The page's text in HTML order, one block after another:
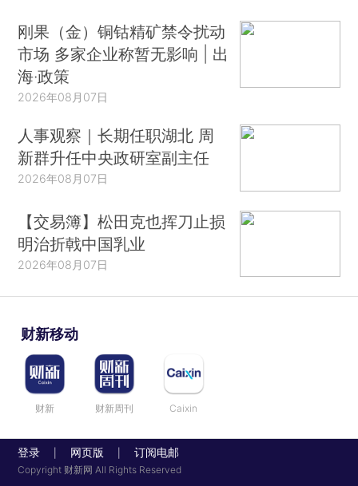
刚果（金）铜钴精矿禁令扰动
市场 多家企业称暂无影响 | 出
海·政策
2026年08月07日
人事观察｜长期任职湖北 周
新群升任中央政研室副主任
2026年08月07日
【交易簿】松田克也挥刀止损
明治折戟中国乳业
2026年08月07日
财新移动
财新 财新周刊 Caixin
登录 网页版 订阅电邮
Copyright 财新网 All Rights Reserved